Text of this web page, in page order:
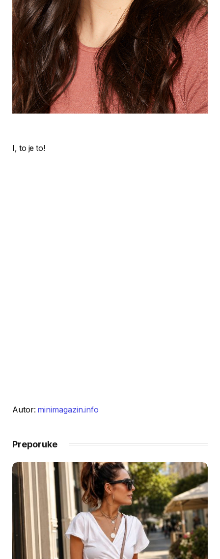
I, to je to!
Autor: minimagazin.info
Preporuke